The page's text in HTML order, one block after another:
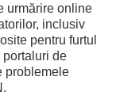
urmărire online
inclusiv
pentru furtul
de
problemele